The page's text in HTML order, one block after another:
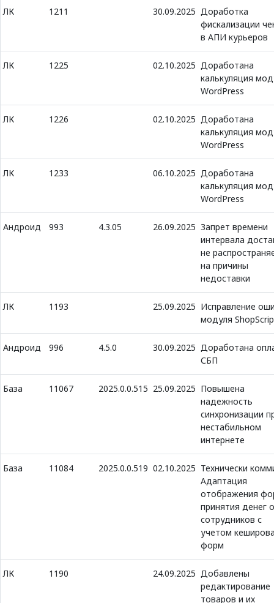
ЛК 1211 30.09.2025 Доработка
фискализации
в АПИ курьеров
ЛК 1225 02.10.2025 Доработана
калькуляция
WordPress
ЛК 1226 02.10.2025 Доработана
калькуляция
WordPress
ЛК 1233 06.10.2025 Доработана
калькуляция
WordPress
Андроид 993 4.3.05 26.09.2025 Запрет времени
интервала
не
на причины
недоставки
ЛК 1193 25.09.2025 Исправление
модуля
Андроид 996 4.5.0 30.09.2025 Доработана
СБП
База 11067 2025.0.0.515 25.09.2025 Повышена
надежность
синхронизации
нестабильном
интернете
База 11084 2025.0.0.519 02.10.2025 Технически
Адаптация
отображения
принятия денег
сотрудников с
учетом
форм
ЛК 1190 24.09.2025 Добавлены
редактирование
товаров и их